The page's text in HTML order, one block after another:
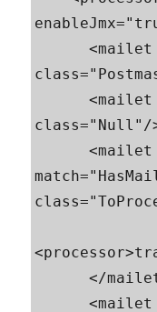
      <mailet match="All"
      <mailet match="RelayLimit=30"
class="Null"/
      <mailet
      </mailet>
      <mailet match="All"